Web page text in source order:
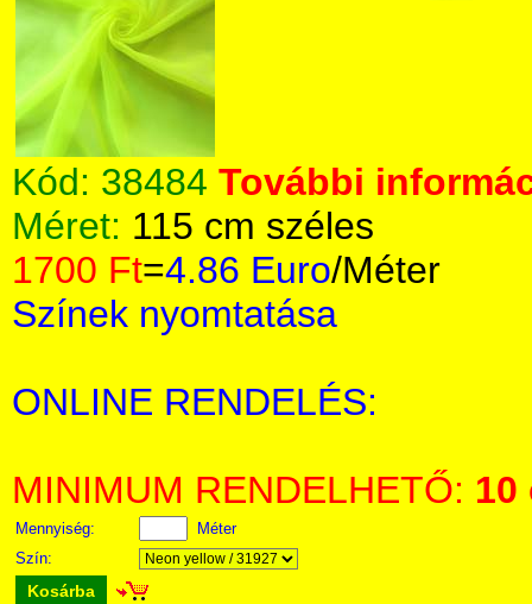
Kód: 38484 További
Méret: 115 cm széles
1700 Ft=4.86 Euro/Méter
Színek nyomtatása
ONLINE RENDELÉS:
MINIMUM RENDELHETŐ: 10
Mennyiség:
Méter
Szín:
Kosárba